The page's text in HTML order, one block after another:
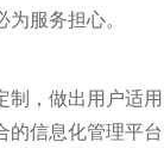
服务担心。
，做出用户适
的信息化管理平